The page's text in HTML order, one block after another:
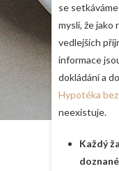
se
myslí, že jako
vedlejších
informace
dokládání a
Hypotéka
neexistuje.
Každý